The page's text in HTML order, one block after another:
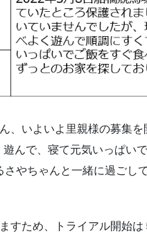
、いよいよ里親様の募集を
んで、寝て元気いっぱいで
やちゃんと一緒に過ごし
すため、トライアル開始